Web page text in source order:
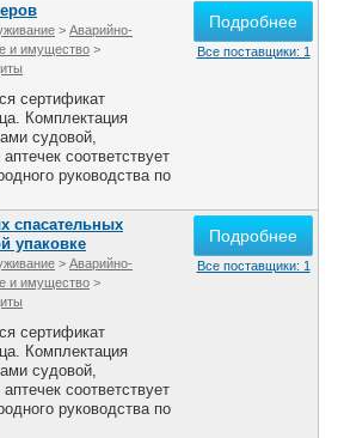
> Аварийно-
и имущество >
сертификат
Комплектация
судовой,
соответствует
руководства по
Подробнее
Все поставщики: 1
спасательных
упаковке
> Аварийно-
и имущество >
сертификат
Комплектация
судовой,
соответствует
руководства по
Подробнее
Все поставщики: 1